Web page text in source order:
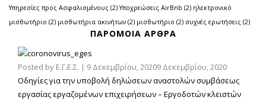
Υπηρεσίες προς Ασφαλισμένους (2) Υποχρεώσεις AirBnb (2) ηλεκτρονικό
μισθωτήριο (2) μισθωτήρια ακινήτων (2) μισθωτήριο (2) συχνές ερωτήσεις (2)
ΠΑΡΌΜΟΙΑ ΆΡΘΡΑ
Posted by Ε.Γ.Ε.Σ. | 9 Δεκεμβρίου, 20209 Δεκεμβρίου, 2020
Οδηγίες για την υποβολή δηλώσεων αναστολών συμβάσεως
εργασίας εργαζομένων επιχειρήσεων – Εργοδοτών κλειστών